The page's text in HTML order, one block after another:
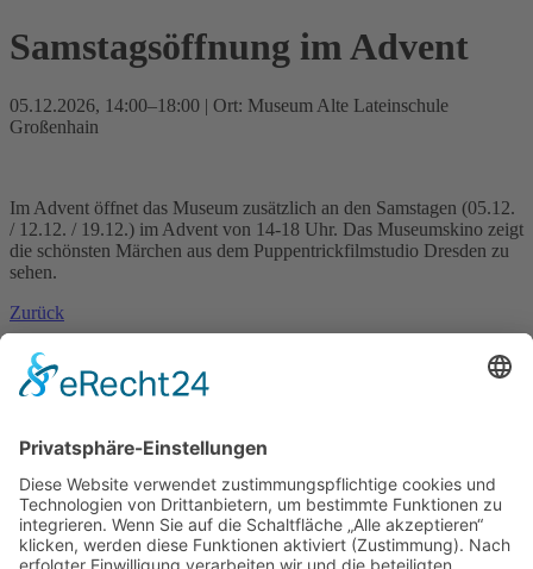
Samstagsöffnung im Advent
05.12.2026, 14:00–18:00 | Ort: Museum Alte Lateinschule
Großenhain
Im Advent öffnet das Museum zusätzlich an den Samstagen (05.12.
/ 12.12. / 19.12.) im Advent von 14-18 Uhr. Das Museumskino zeigt
die schönsten Märchen aus dem Puppentrickfilmstudio Dresden zu
sehen.
Zurück
Kirchplatz 4
Tel. 03522 304-174
E-Mail
Navigation überspringen